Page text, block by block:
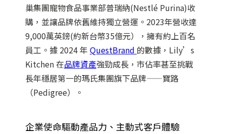
巢集團寵物食品事業部普瑞納(Nestlé Purina)收
購，並讓品牌依舊維持獨立營運。2023年營收達
9,000萬英鎊(約新台幣35億元），擁有約上百名
員工。據 2024 年 QuestBrand 的數據，Lily’s
Kitchen 在品牌資產強勁成長，市佔率甚至挑戰
長年穩居第一的瑪氏集團旗下品牌——寶路
（Pedigree）。
企業使命驅動產品力、主動式客戶體驗